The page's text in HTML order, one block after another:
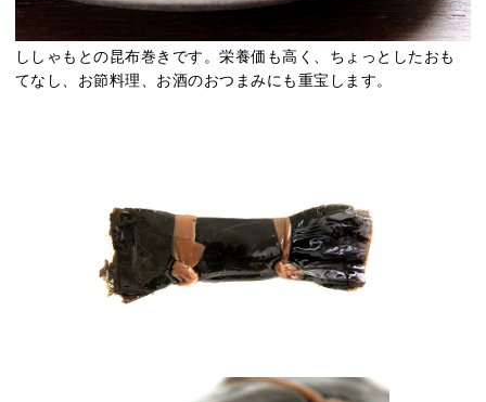
ししゃもとの昆布巻きです。栄養価も高く、ちょっとしたおも
てなし、お節料理、お酒のおつまみにも重宝します。